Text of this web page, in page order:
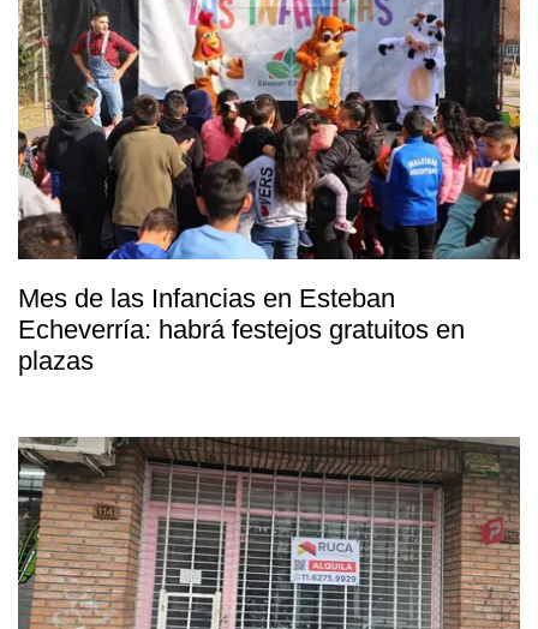
Mes de las Infancias en Esteban
Echeverría: habrá festejos gratuitos en
plazas